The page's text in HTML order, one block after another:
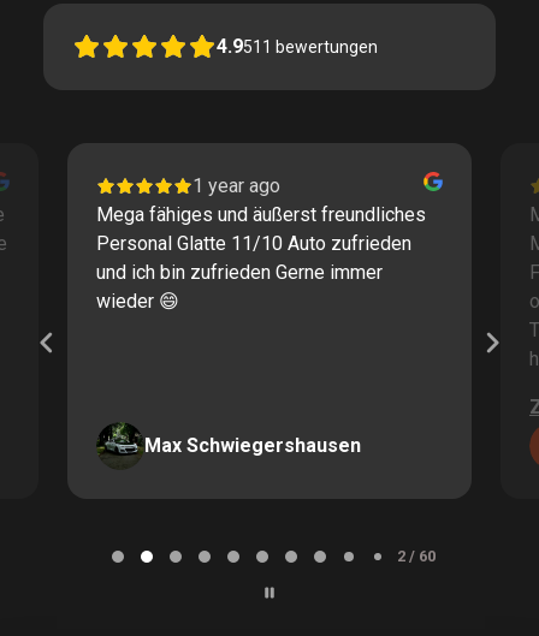
4.9511 bewertungen
1 year ago
Mega fähiges und äußerst freundliches
Personal Glatte 11/10 Auto zufrieden
und ich bin zufrieden Gerne immer
wieder 😄
Max Schwiegershausen
2 / 60